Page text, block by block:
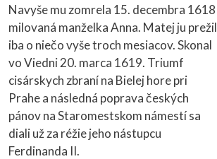
Navyše mu zomrela 15. decembra 1618
milovaná manželka Anna. Matej ju prežil
iba o niečo vyše troch mesiacov. Skonal
vo Viedni 20. marca 1619. Triumf
cisárskych zbraní na Bielej hore pri
Prahe a následná poprava českých
pánov na Staromestskom námestí sa
diali už za réžie jeho nástupcu
Ferdinanda II.